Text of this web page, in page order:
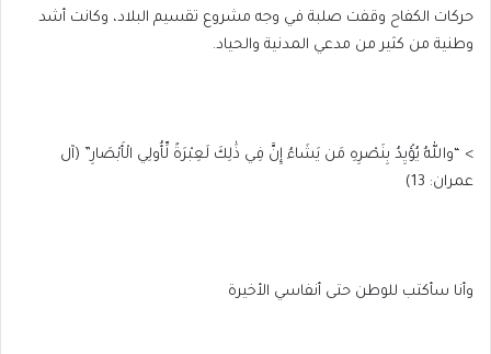
حركات الكفاح وقفت صلبة في وجه مشروع تقسيم البلاد، وكانت أشد
وطنية من كثير من مدعي المدنية والحياد.
> “واللهُ يُؤْيِدُ بِنَصْرِهِ مَن يَشَاءُ إِنَّ فِي ذَٰلِكَ لَعِبْرَةً لِّأُولِي الْأَبْصَارِ” (آل
عمران: 13)
وأنا سأكتب للوطن حتى أنفاسي الأخيرة